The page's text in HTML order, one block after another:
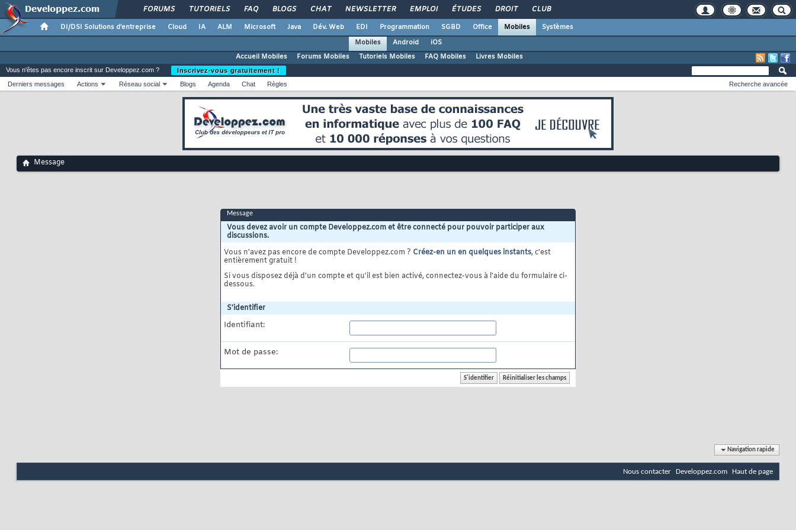
FORUMS TUTORIELS FAQ BLOGS CHAT NEWSLETTER EMPLOI ÉTUDES DROIT CLUB
DI/DSI Solutions d'entreprise Cloud IA ALM Microsoft Java Dév. Web EDI Programmation SGBD Office Mobiles
Systèmes
Mobiles
Android
iOS
Accueil Mobiles
Forums Mobiles Tutoriels Mobiles FAQ Mobiles Livres Mobiles
Vous n'êtes pas encore inscrit sur Developpez.com ?
Inscrivez-vous gratuitement !
Derniers messages
Actions Réseau social Blogs Agenda Chat Règles Recherche avancée
Message
Message
Vous devez avoir un compte Developpez.com et être connecté pour pouvoir participer aux
discussions.
Vous n'avez pas encore de compte Developpez.com ? Créez-en un en quelques instants, c'est
entièrement gratuit !
Si vous disposez déjà d'un compte et qu'il est bien activé, connectez-vous à l'aide du formulaire ci-
dessous.
S'identifier
Identifiant:
Mot de passe:
Navigation rapide
Nous contacter Developpez.com Haut de page